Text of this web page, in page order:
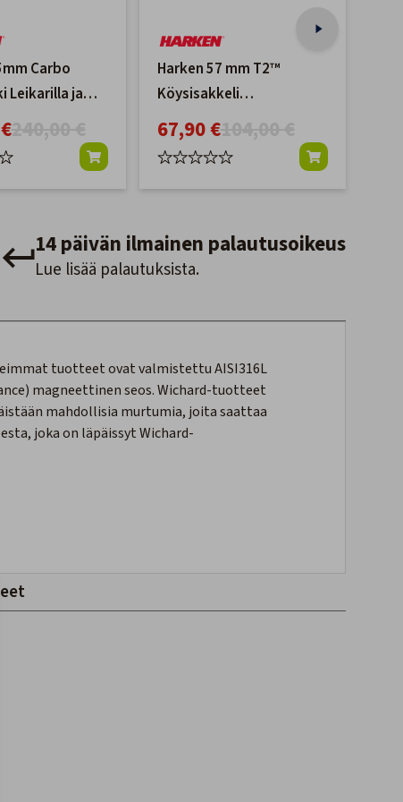
Carbo
Leikarilla ja
240,00 €
Harken 57 mm T2™
Köysisakkeli
Ratchamatic® Ploki
67,90 €104,00 €
14 päivän ilmainen palautusoikeus
Lue lisää palautuksista.
tuotteet ovat valmistettu AISI316L
magneettinen seos. Wichard-tuotteet
mahdollisia murtumia, joita saattaa
joka on läpäissyt Wichard-